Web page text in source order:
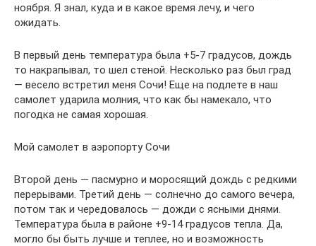
ноября. Я знал, куда и в какое время лечу, и чего
ожидать.
В первый день температура была +5-7 градусов, дождь
то накрапывал, то шел стеной. Несколько раз был град
— весело встретил меня Сочи! Еще на подлете в наш
самолет ударила молния, что как бы намекало, что
погодка не самая хорошая.
Мой самолет в аэропорту Сочи
Второй день — пасмурно и моросящий дождь с редкими
перерывами. Третий день — солнечно до самого вечера,
потом так и чередовалось — дожди с ясными днями.
Температура была в районе +9-14 градусов тепла. Да,
могло бы быть лучше и теплее, но и возможность